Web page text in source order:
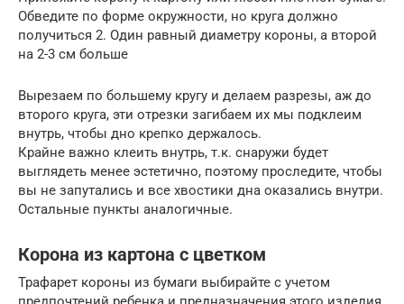
Обведите по форме окружности, но круга должно
получиться 2. Один равный диаметру короны, а второй
на 2-3 см больше
Вырезаем по большему кругу и делаем разрезы, аж до
второго круга, эти отрезки загибаем их мы подклеим
внутрь, чтобы дно крепко держалось.
Крайне важно клеить внутрь, т.к. снаружи будет
выглядеть менее эстетично, поэтому проследите, чтобы
вы не запутались и все хвостики дна оказались внутри.
Остальные пункты аналогичные.
Корона из картона с цветком
Трафарет короны из бумаги выбирайте с учетом